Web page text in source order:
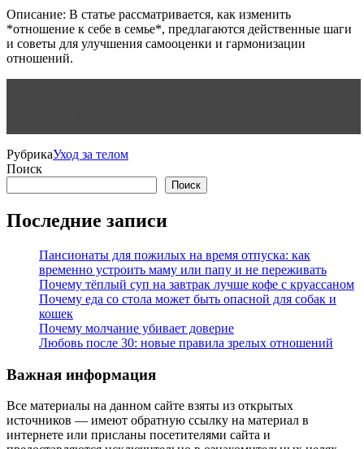
Описание: В статье рассматривается, как изменить
*отношение к себе в семье*, предлагаются действенные шаги
и советы для улучшения самооценки и гармонизации
отношений.
РубрикаУход за телом
Поиск
Поиск
Последние записи
Пансионаты для пожилых на время отпуска: как
временно устроить маму или папу и не переживать
Почему тёплый суп на завтрак лучше кофе с круассаном
Почему еда со стола может быть опасной для собак и
кошек
Почему молчание убивает доверие
Любовь после 30: новые правила зрелых отношений
Важная информация
Все материалы на данном сайте взяты из открытых
источников — имеют обратную ссылку на материал в
интернете или присланы посетителями сайта и